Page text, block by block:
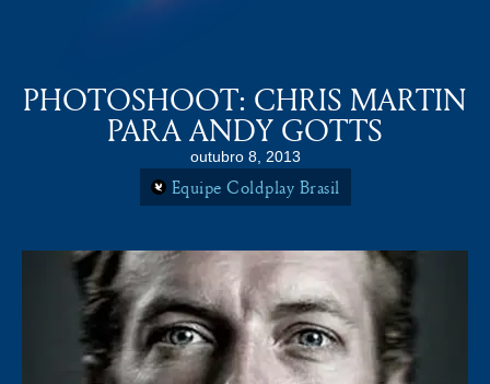
PHOTOSHOOT: CHRIS MARTIN
PARA ANDY GOTTS
outubro 8, 2013
Equipe Coldplay Brasil